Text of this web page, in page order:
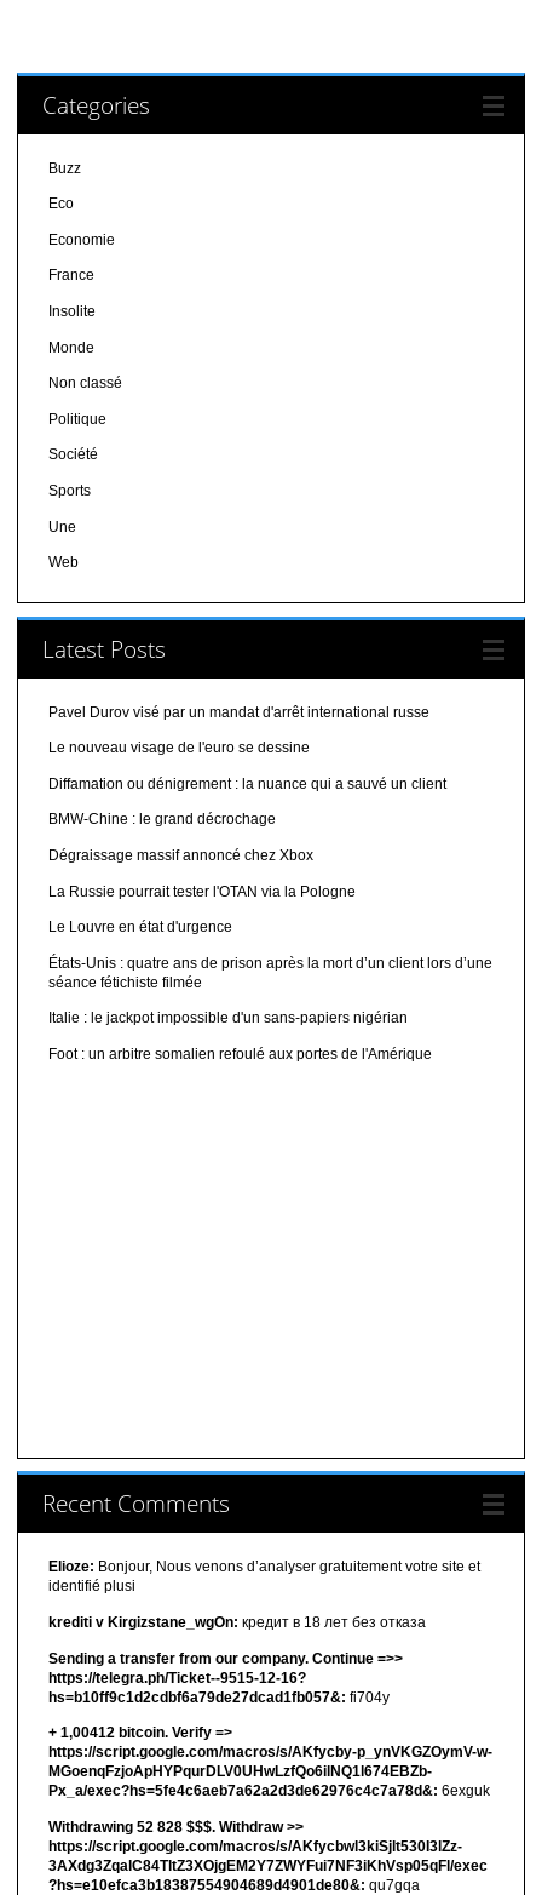
Categories
Buzz
Eco
Economie
France
Insolite
Monde
Non classé
Politique
Société
Sports
Une
Web
Latest Posts
Pavel Durov visé par un mandat d'arrêt international russe
Le nouveau visage de l'euro se dessine
Diffamation ou dénigrement : la nuance qui a sauvé un client
BMW-Chine : le grand décrochage
Dégraissage massif annoncé chez Xbox
La Russie pourrait tester l'OTAN via la Pologne
Le Louvre en état d'urgence
États-Unis : quatre ans de prison après la mort d’un client lors d’une
séance fétichiste filmée
Italie : le jackpot impossible d'un sans-papiers nigérian
Foot : un arbitre somalien refoulé aux portes de l'Amérique
Recent Comments
Elioze: Bonjour, Nous venons d’analyser gratuitement votre site et
identifié plusi
krediti v Kirgizstane_wgOn: кредит в 18 лет без отказа
Sending a transfer from our company. Continue =>>
https://telegra.ph/Ticket--9515-12-16?
hs=b10ff9c1d2cdbf6a79de27dcad1fb057&: fi704y
+ 1,00412 bitсоin. Verify =>
https://script.google.com/macros/s/AKfycby-p_ynVKGZOymV-w-
MGoenqFzjoApHYPqurDLV0UHwLzfQo6ilNQ1l674EBZb-
Px_a/exec?hs=5fe4c6aeb7a62a2d3de62976c4c7a78d&: 6exguk
Withdrawing 52 828 $$$. Withdrаw >>
https://script.google.com/macros/s/AKfycbwl3kiSjlt530I3lZz-
3AXdg3ZqalC84TltZ3XOjgEM2Y7ZWYFui7NF3iKhVsp05qFl/exec
?hs=e10efca3b18387554904689d4901de80&: qu7gqa